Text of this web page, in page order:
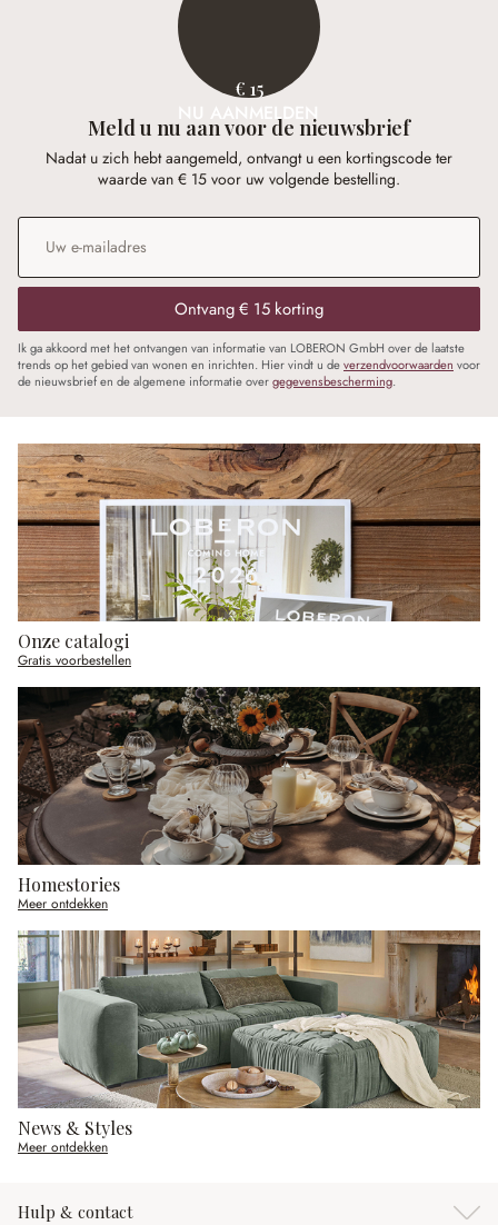
€ 15
NU AANMELDEN
Meld u nu aan voor de nieuwsbrief
Nadat u zich hebt aangemeld, ontvangt u een kortingscode ter
waarde van € 15 voor uw volgende bestelling.
E-mailadres
Ontvang € 15 korting
Ik ga akkoord met het ontvangen van informatie van LOBERON GmbH over de laatste
trends op het gebied van wonen en inrichten. Hier vindt u deverzendvoorwaarden voor
de nieuwsbrief en de algemene informatie overgegevensbescherming.
Onze catalogi
Gratis voorbestellen
Homestories
Meer ontdekken
News & Styles
Meer ontdekken
Hulp & contact